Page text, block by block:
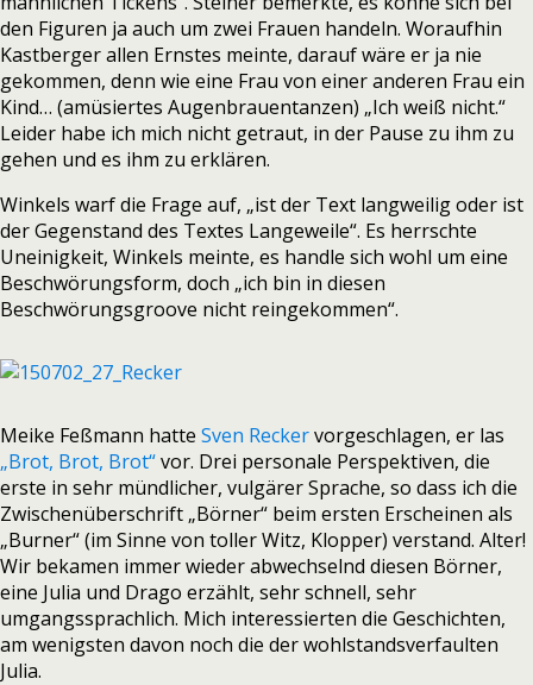
den Figuren ja auch um zwei Frauen handeln. Woraufhin
Kastberger allen Ernstes meinte, darauf wäre er ja nie
gekommen, denn wie eine Frau von einer anderen Frau ein
Kind… (amüsiertes Augenbrauentanzen) „Ich weiß nicht.“
Leider habe ich mich nicht getraut, in der Pause zu ihm zu
gehen und es ihm zu erklären.
Winkels warf die Frage auf, „ist der Text langweilig oder ist
der Gegenstand des Textes Langeweile“. Es herrschte
Uneinigkeit, Winkels meinte, es handle sich wohl um eine
Beschwörungsform, doch „ich bin in diesen
Beschwörungsgroove nicht reingekommen“.
Meike Feßmann hatte Sven Reckervorgeschlagen, er las
„Brot, Brot, Brot“vor. Drei personale Perspektiven, die
erste in sehr mündlicher, vulgärer Sprache, so dass ich die
Zwischenüberschrift „Börner“ beim ersten Erscheinen als
„Burner“ (im Sinne von toller Witz, Klopper) verstand. Alter!
Wir bekamen immer wieder abwechselnd diesen Börner,
eine Julia und Drago erzählt, sehr schnell, sehr
umgangssprachlich. Mich interessierten die Geschichten,
am wenigsten davon noch die der wohlstandsverfaulten
Julia.